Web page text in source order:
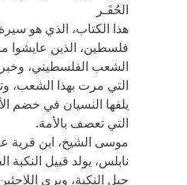
الحُفَـر
هذا الكتاب، الذي هو
فلسطين، الذين عايشوا
الشعب الفلسطيني،
التي مرت بهذا الشعب،
يلفها النسيان في خضم
التي تعصف بالأمة.
موسى الشيخ، ابن قرية
نابلس، يولد قبيل النكبة
جيل النكبة، ويرى